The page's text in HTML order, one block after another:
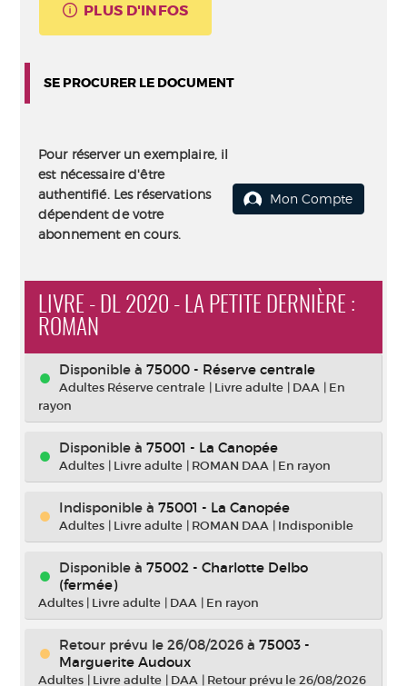
PLUS D'INFOS
SE PROCURER LE DOCUMENT
Pour réserver un exemplaire, il
est nécessaire d'être
authentifié. Les réservations
dépendent de votre
abonnement en cours.
Mon Compte
LIVRE - DL 2020 - LA PETITE DERNIÈRE :
ROMAN
Disponible à 75000 - Réserve centrale
Adultes Réserve centrale | Livre adulte | DAA | En
rayon
Disponible à 75001 - La Canopée
Adultes | Livre adulte | ROMAN DAA | En rayon
Indisponible à 75001 - La Canopée
Adultes | Livre adulte | ROMAN DAA | Indisponible
Disponible à 75002 - Charlotte Delbo
(fermée)
Adultes | Livre adulte | DAA | En rayon
Retour prévu le 26/08/2026 à 75003 -
Marguerite Audoux
Adultes | Livre adulte | DAA | Retour prévu le 26/08/2026